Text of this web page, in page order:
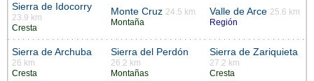
Sierra de Idocorry
23.9 km
Cresta
Monte Cruz 24.5 km
Montaña
Valle de Arce 25.6 km
Región
Sierra de Archuba
26 km
Cresta
Sierra del Perdón
26.2 km
Montañas
Sierra de Zariquieta
27.2 km
Cresta